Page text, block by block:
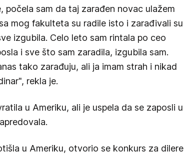
počela sam da taj zarađen novac ulažem
mog fakulteta su radile isto i zarađivali su
izgubila. Celo leto sam rintala po ceo
i sve što sam zaradila, izgubila sam.
tako zarađuju, ali ja imam strah i nikad
rekla je.
u Ameriku, ali je uspela da se zaposli u
u Ameriku, otvorio se konkurs za dilere